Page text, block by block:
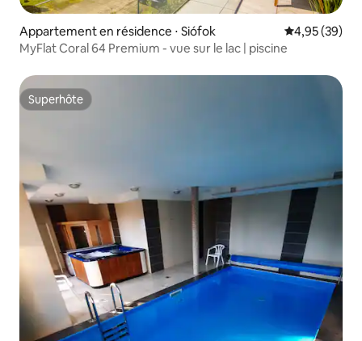
Appartement en résidence ⋅ Siófok Évaluation
4,95 (39)
MyFlat Coral 64 Premium - vue sur le lac | piscine
Superhôte
Superhôte